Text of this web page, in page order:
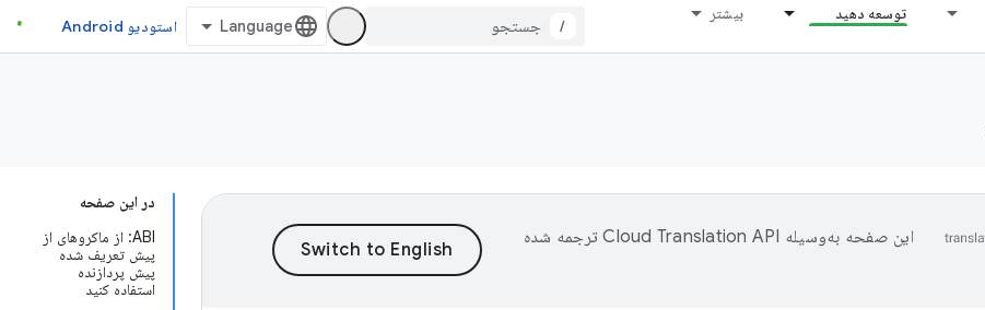
توسعه دهید بیشتر
/ استودیو Android
در این صفحه
ABI: از ماکروهای از
پیش تعریف شده
پیش پردازنده
استفاده کنید
این صفحه به‌وسیله
ترجمه شده